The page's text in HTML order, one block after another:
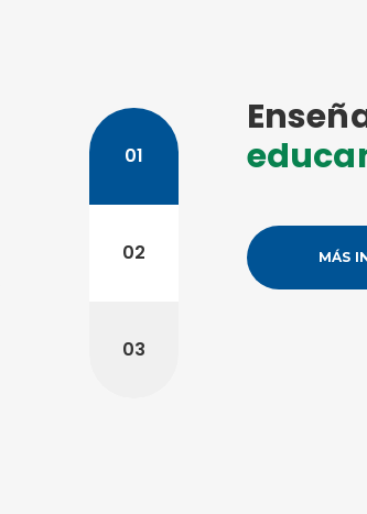
portador de valores solidarios, capaz
científicos, tecnológicos y sociales del
01
02
03
MÁS